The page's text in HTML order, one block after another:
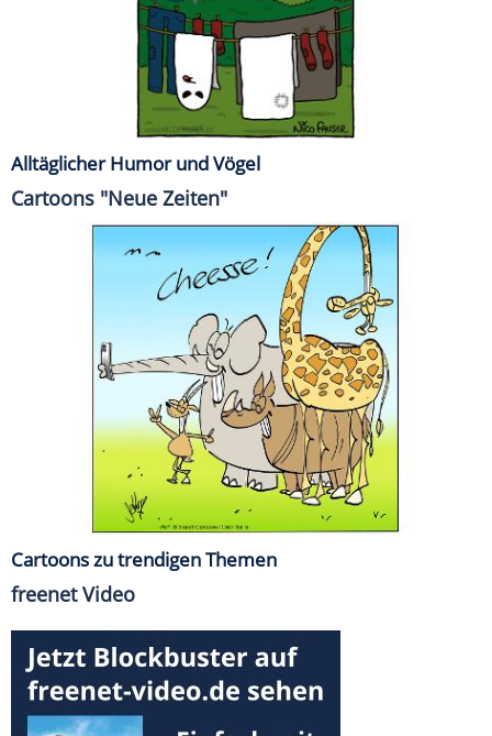
Alltäglicher Humor und Vögel
Cartoons "Neue Zeiten"
Cartoons zu trendigen Themen
freenet Video